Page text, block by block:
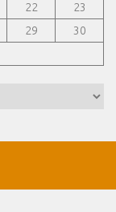
22
23
29
30